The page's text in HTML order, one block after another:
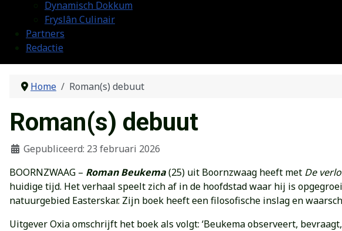
Dynamisch Dokkum
Fryslân Culinair
Partners
Redactie
Home Roman(s) debuut
Roman(s) debuut
Gepubliceerd: 23 februari 2026
BOORNZWAAG – Roman Beukema(25) uit Boornzwaag heeft met De
huidige tijd. Het verhaal speelt zich af in de hoofdstad waar hij is
natuurgebied Easterskar. Zijn boek heeft een filosofische inslag en
Uitgever Oxia omschrijft het boek als volgt: ‘Beukema observeert,